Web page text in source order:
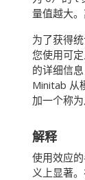
量值越大
为了获得
您使用可
的详细信
Minitab 从
加一个称为
解释
使用效应
义上显著